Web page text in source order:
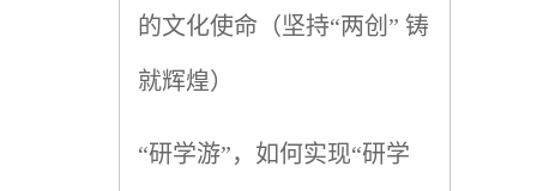
的文化使命（坚持“两创” 铸
就辉煌）
“研学游”，如何实现“研学